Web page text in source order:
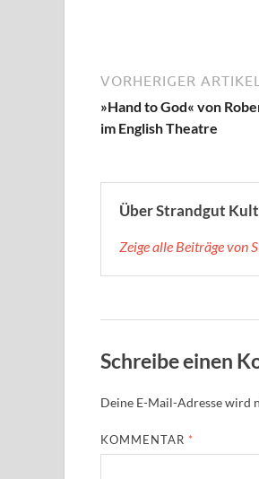
VORHERIGER ARTIKEL
»Hand to God« von
im English Theatre
Über Strandgut
Zeige alle Beiträge von
Schreibe einen
Deine E-Mail-Adresse wird
KOMMENTAR *